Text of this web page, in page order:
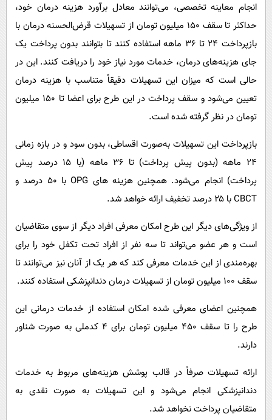
انجام معاینه تخصصی، می‌توانند معادل برآورد هزینه درمان خود،
حداکثر تا سقف ۱۵۰ میلیون تومان از تسهیلات قرض‌الحسنه درمان با
بازپرداخت ۲۴ تا ۳۶ ماهه استفاده کنند تا بتوانند بدون پرداخت یک
جای هزینه‌های درمان، خدمات مورد نیاز خود را دریافت کنند. این در
حالی است که میزان این تسهیلات دقیقاً متناسب با هزینه درمان
تعیین می‌شود و سقف پرداخت در این طرح برای اعضا تا ۱۵۰ میلیون
تومان در نظر گرفته شده است.
بازپرداخت این تسهیلات به‌صورت اقساطی، بدون سود و در بازه زمانی
۲۴ ماهه (بدون پیش پرداخت) تا ۳۶ ماهه (با ۱۵ درصد پیش
پرداخت) انجام می‌شود. همچنین هزینه های OPG با ۵۰ درصد و
CBCT با ۲۵ درصد تخفیف ارائه خواهد شد.
از ویژگی‌های دیگر این طرح امکان معرفی افراد دیگر از سوی متقاضیان
است و هر عضو می‌تواند تا سه نفر از افراد تحت تکفل خود را برای
بهره‌مندی از این خدمات معرفی کند که هر یک از آنان نیز می‌توانند تا
سقف ۱۰۰ میلیون تومان از تسهیلات درمان دندانپزشکی استفاده کنند.
همچنین اعضای معرفی شده امکان استفاده از خدمات درمانی این
طرح را تا سقف ۴۵۰ میلیون تومان برای ۴ کدملی به صورت شناور
دارند.
ارائه تسهیلات صرفاً در قالب پوشش هزینه‌های مربوط به خدمات
دندانپزشکی انجام می‌شود و این تسهیلات به صورت نقدی به
متقاضیان پرداخت نخواهد شد.